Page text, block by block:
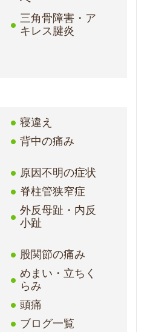
三角骨障害・ア
キレス腱炎
寝違え
背中の痛み
原因不明の症状
脊柱管狭窄症
外反母趾・内反
小趾
股関節の痛み
めまい・立ちく
らみ
頭痛
ブログ一覧